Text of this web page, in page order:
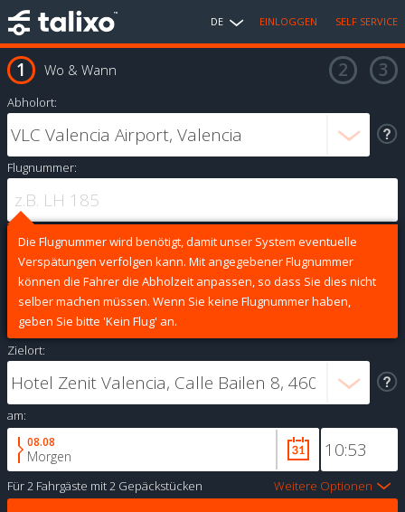
DE EINLOGGEN SELF SERVICE
Wo & Wann
Abholort:
Flugnummer:
Die Flugnummer wird benötigt, damit unser System eventuelle
Verspätungen verfolgen kann. Mit angegebener Flugnummer
können die Fahrer die Abholzeit anpassen, so dass Sie dies nicht
selber machen müssen. Wenn Sie keine Flugnummer haben,
geben Sie bitte 'Kein Flug' an.
Zielort:
am:
08.08
Morgen
Für2 Fahrgäste mit2 Gepäckstücken Weitere Optionen